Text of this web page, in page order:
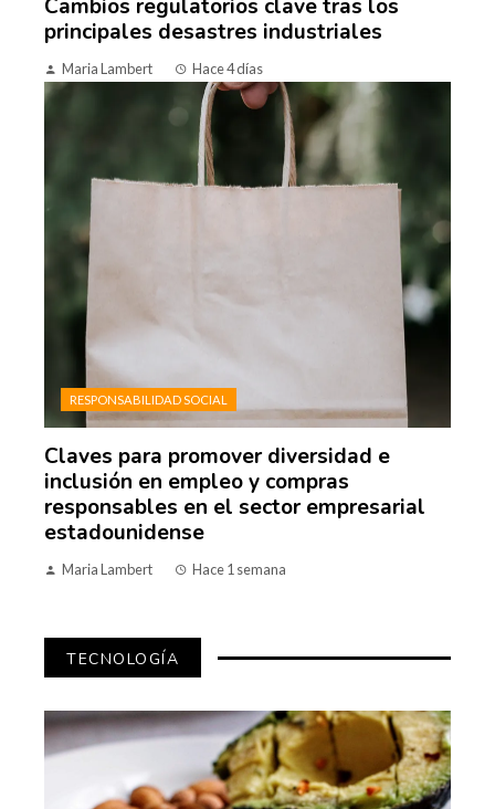
Cambios regulatorios clave tras los
principales desastres industriales
Maria Lambert Hace 4 días
RESPONSABILIDAD SOCIAL
Claves para promover diversidad e
inclusión en empleo y compras
responsables en el sector empresarial
estadounidense
Maria Lambert Hace 1 semana
TECNOLOGÍA